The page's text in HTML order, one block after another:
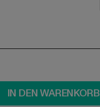
IN DEN WARENKORB